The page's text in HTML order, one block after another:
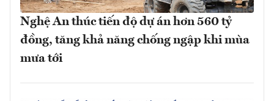
Nghệ An thúc tiến độ dự án hơn 560 tỷ
đồng, tăng khả năng chống ngập khi mùa
mưa tới